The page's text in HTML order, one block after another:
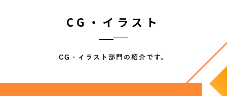
CG・イラスト
CG・イラスト部門の紹介です。